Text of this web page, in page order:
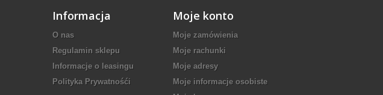
Informacja
O nas
Regulamin sklepu
Informacje o leasingu
Polityka Prywatnośći
Moje konto
Moje zamówienia
Moje rachunki
Moje adresy
Moje informacje osobiste